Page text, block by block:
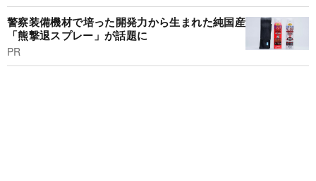
警察装備機材で培った開発力から生まれた純国産
「熊撃退スプレー」が話題に
PR